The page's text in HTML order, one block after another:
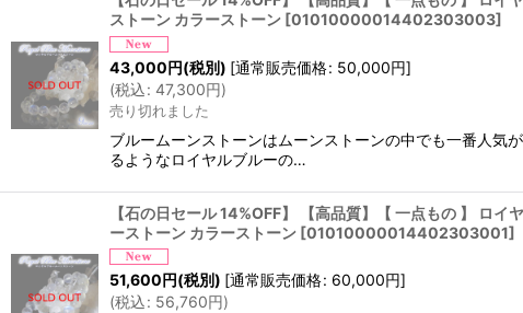
ストーン カラーストーン [01010000014402303003]
43,000円(税別) [通常販売価格: 50,000円]
(税込: 47,300円)
売り切れました
ブルームーンストーンはムーンストーンの中でも一番人気
るようなロイヤルブルーの…
【石の日セール 14%OFF】 【高品質】【 一点もの 】 ロ
ーストーン カラーストーン [01010000014402303001]
51,600円(税別) [通常販売価格: 60,000円]
(税込: 56,760円)